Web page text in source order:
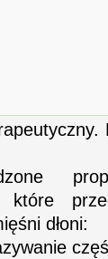
które
dłoni: